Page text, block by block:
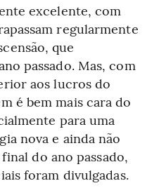
excelente, com
regularmente
que
passado. Mas, com
aos lucros do
é bem mais cara do
para uma
nova e ainda não
do ano passado,
foram divulgadas.